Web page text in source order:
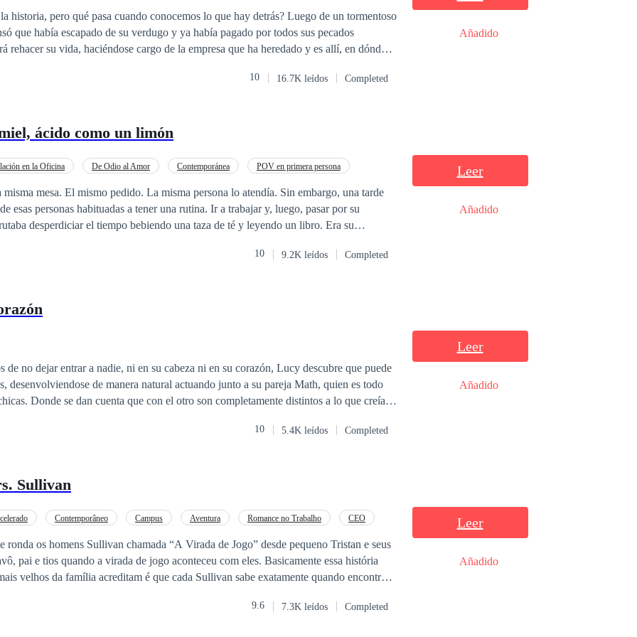
pero qué pasa cuando conocemos lo que hay detrás? Luego de un tormentoso
que había escapado de su verdugo y ya había pagado por todos sus pecados
rehacer su vida, haciéndose cargo de la empresa que ha heredado y es allí, en dónde
surgir en Eva, pues ella ha encontrado una nueva oportunidad, sin embargo, todo se
historia después de su oscuro pasado y
el primero para entender este, pero si te lo recomiendo porque está muy bueno!
10 16.7K leídos Completed
Añadido
ácido como un limón
en la Oficina De Odio al Amor Contemporánea
POV en primera persona
esas personas habituadas a tener una rutina. Ir a trabajar y, luego, pasar por su
desperdiciar el tiempo bebiendo una taza de té y leyendo un libro. Era su
serenidad se hará añicos cuando sea otra persona quien lo atienda y Eliel no está
tan… molesta? ¿Por qué a él? Eliel no lo sabe, al menos, no al principio. Lo que
copia total o parcial,
10 9.2K leídos Completed
Leer
Añadido
de no dejar entrar a nadie, ni en su cabeza ni en su corazón, Lucy descubre que puede
desenvolviendose de manera natural actuando junto a su pareja Math, quien es todo
a lo que creían
10 5.4K leídos Completed
Leer
Añadido
Sullivan
Contemporâneo Campus Aventura Romance no Trabalho
CEO
ronda os homens Sullivan chamada “A Virada de Jogo” desde pequeno Tristan e seus
pai e tios quando a virada de jogo aconteceu com eles. Basicamente essa história
velhos da família acreditam é que cada Sullivan sabe exatamente quando encontram
Tristan nunca levou essa historia muito á serio até que Grace aparece no seu
9.6 7.3K leídos Completed
Leer
Añadido